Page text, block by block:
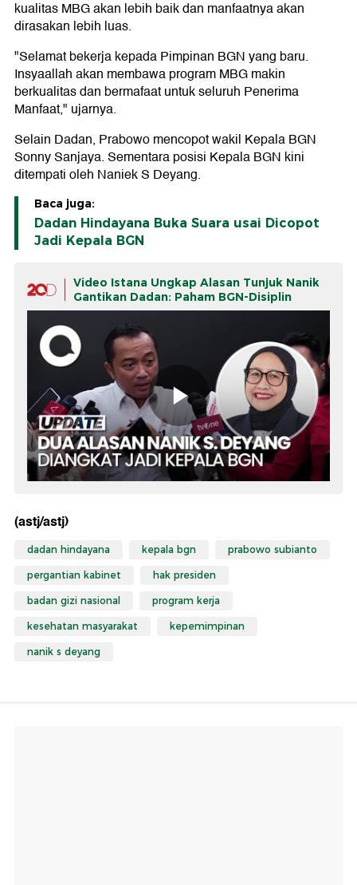
kualitas MBG akan lebih baik dan manfaatnya akan
dirasakan lebih luas.
"Selamat bekerja kepada Pimpinan BGN yang baru.
Insyaallah akan membawa program MBG makin
berkualitas dan bermafaat untuk seluruh Penerima
Manfaat," ujarnya.
Selain Dadan, Prabowo mencopot wakil Kepala BGN
Sonny Sanjaya. Sementara posisi Kepala BGN kini
ditempati oleh Naniek S Deyang.
Baca juga:
Dadan Hindayana Buka Suara usai Dicopot
Jadi Kepala BGN
Video Istana Ungkap Alasan Tunjuk Nanik
Gantikan Dadan: Paham BGN-Disiplin
(astj/astj)
dadan hindayana kepala bgn prabowo subianto
pergantian kabinet hak presiden
badan gizi nasional program kerja
kesehatan masyarakat kepemimpinan
nanik s deyang